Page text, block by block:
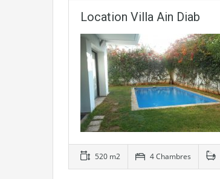
Location Villa Ain Diab
520 m2 4 Chambres